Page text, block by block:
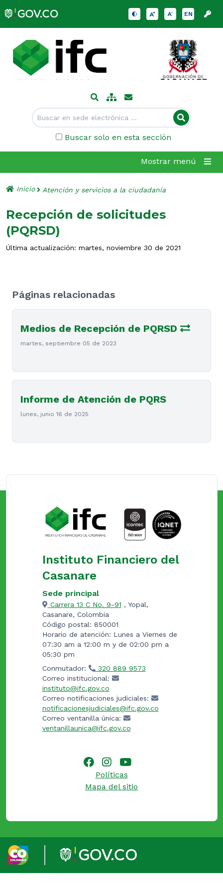
EN
Buscar solo en esta sección
Mostrar menú
Inicio Atención y servicios a la ciudadanía
Recepción de solicitudes
(PQRSD)
Última actualización: martes, noviembre 30 de 2021
Páginas relacionadas
Medios de Recepción de PQRSD
martes, septiembre 05 de 2023
Informe de Atención de PQRS
lunes, junio 16 de 2025
Instituto Financiero del
Casanare
Sede principal
Carrera 13 C No. 9-91 , Yopal,
Casanare, Colombia
Código postal: 850001
Horario de atención: Lunes a Viernes de
07:30 am a 12:00 m y de 02:00 pm a
05:30 pm
Conmutador:
320 889 9573
Correo institucional:
instituto@ifc.gov.co
Correo notificaciones judiciales:
notificacionesjudiciales@ifc.gov.co
Correo ventanilla única:
ventanillaunica@ifc.gov.co
Políticas
Mapa del sitio